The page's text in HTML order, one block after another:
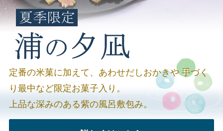
定番の米菓に加えて、あわせだしおかきや手づく
り最中など限定お菓子入り。
上品な深みのある紫の風呂敷包み。